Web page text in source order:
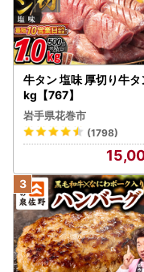
牛タン 塩味 厚切り牛タ
kg【767】
岩手県花巻市
(1798)